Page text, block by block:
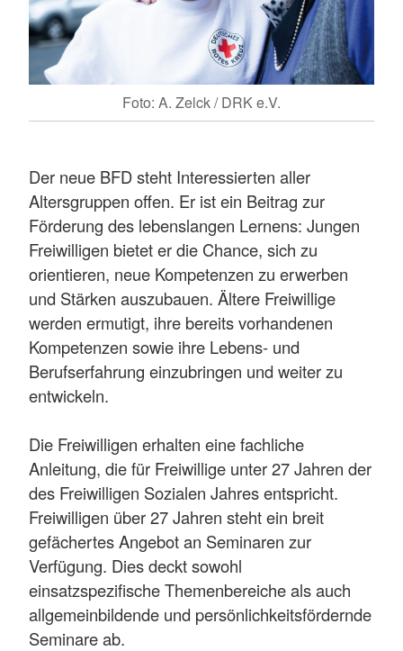
Foto: A. Zelck / DRK e.V.
Der neue BFD steht Interessierten aller
Altersgruppen offen. Er ist ein Beitrag zur
Förderung des lebenslangen Lernens: Jungen
Freiwilligen bietet er die Chance, sich zu
orientieren, neue Kompetenzen zu erwerben
und Stärken auszubauen. Ältere Freiwillige
werden ermutigt, ihre bereits vorhandenen
Kompetenzen sowie ihre Lebens- und
Berufserfahrung einzubringen und weiter zu
entwickeln.
Die Freiwilligen erhalten eine fachliche
Anleitung, die für Freiwillige unter 27 Jahren der
des Freiwilligen Sozialen Jahres entspricht.
Freiwilligen über 27 Jahren steht ein breit
gefächertes Angebot an Seminaren zur
Verfügung. Dies deckt sowohl
einsatzspezifische Themenbereiche als auch
allgemeinbildende und persönlichkeitsfördernde
Seminare ab.